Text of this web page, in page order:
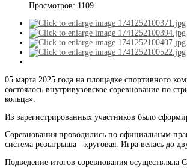
Просмотров: 1109
05 марта 2025 года на площадке спортивного
состоялось внутривузовское соревнование по
кольца».
Из зарегистрированных участников было
Соревнования проводились по официальным
система розыгрыша - круговая. Игра велась до
Подведение итогов соревнования осуществляла